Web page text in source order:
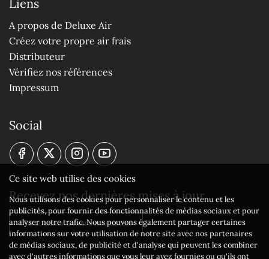
Liens
A propos de Deluxe Air
Créez votre propre air frais
Distributeur
Vérifiez nos références
Impressum
Social
Recevez nos dernières mises à jour
S'abonner à notre newsletter
Ce site web utilise des cookies
Nous utilisons des cookies pour personnaliser le contenu et les
publicités, pour fournir des fonctionnalités de médias sociaux et pour
analyser notre trafic. Nous pouvons également partager certaines
informations sur votre utilisation de notre site avec nos partenaires
de médias sociaux, de publicité et d'analyse qui peuvent les combiner
avec d'autres informations que vous leur avez fournies ou qu'ils ont